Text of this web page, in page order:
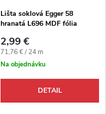
Lišta soklová Egger 58
hranatá L696 MDF fólia
2,99 €
Jednotková cena:
71,76 € / 24 m
Na objednávku
DETAIL